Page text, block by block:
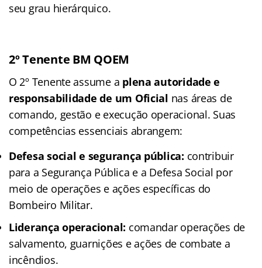
seu grau hierárquico.
2º Tenente BM QOEM
O 2º Tenente assume a plena autoridade e
responsabilidade de um Oficial nas áreas de
comando, gestão e execução operacional. Suas
competências essenciais abrangem:
Defesa social e segurança pública: contribuir
para a Segurança Pública e a Defesa Social por
meio de operações e ações específicas do
Bombeiro Militar.
Liderança operacional: comandar operações de
salvamento, guarnições e ações de combate a
incêndios.